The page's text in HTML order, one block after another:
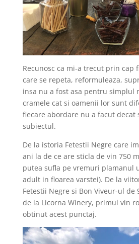
Recunosc ca mi-a trecut prin cap
care se repeta, reformuleaza,
insa nu a fost asa pentru simplul
cramele cat si oamenii lor sunt
fiecare abordare nu a facut decat
subiectul.
De la istoria Fetestii Negre care
ani la de ce are sticla de vin 750
putea sufla pe vremuri plamanul
adult in floarea varstei). De la
Fetestii Negre si Bon Viveur-ul de
de la Licorna Winery, primul vin
obtinut acest punctaj.